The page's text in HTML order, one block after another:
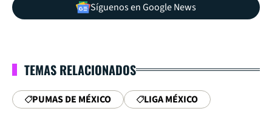
Síguenos en Google News
TEMAS RELACIONADOS
PUMAS DE MÉXICO LIGA MÉXICO